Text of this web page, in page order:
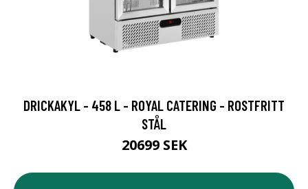
DRICKAKYL - 458 L - ROYAL CATERING - ROSTFRITT
STÅL
20699 SEK